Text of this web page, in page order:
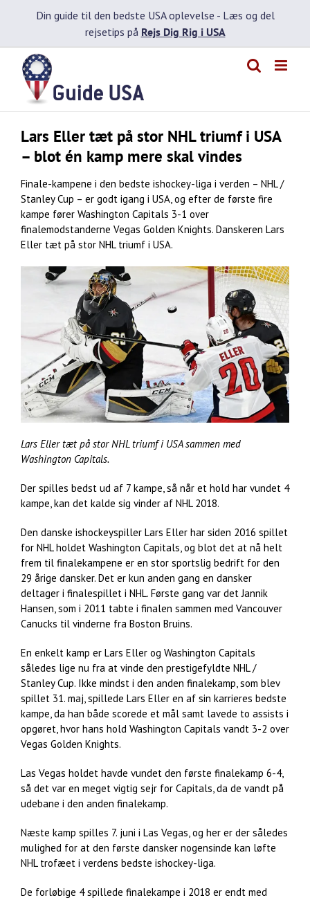
Din guide til den bedste USA oplevelse - Læs og del
rejsetips på Rejs Dig Rig i USA
Lars Eller tæt på stor NHL triumf i USA
– blot én kamp mere skal vindes
Finale-kampene i den bedste ishockey-liga i verden – NHL /
Stanley Cup – er godt igang i USA, og efter de første fire
kampe fører Washington Capitals 3-1 over
finalemodstanderne Vegas Golden Knights. Danskeren Lars
Eller tæt på stor NHL triumf i USA.
Lars Eller tæt på stor NHL triumf i USA sammen med
Washington Capitals.
Der spilles bedst ud af 7 kampe, så når et hold har vundet 4
kampe, kan det kalde sig vinder af NHL 2018.
Den danske ishockeyspiller Lars Eller har siden 2016 spillet
for NHL holdet Washington Capitals, og blot det at nå helt
frem til finalekampene er en stor sportslig bedrift for den
29 årige dansker. Det er kun anden gang en dansker
deltager i finalespillet i NHL. Første gang var det Jannik
Hansen, som i 2011 tabte i finalen sammen med Vancouver
Canucks til vinderne fra Boston Bruins.
En enkelt kamp er Lars Eller og Washington Capitals
således lige nu fra at vinde den prestigefyldte NHL /
Stanley Cup. Ikke mindst i den anden finalekamp, som blev
spillet 31. maj, spillede Lars Eller en af sin karrieres bedste
kampe, da han både scorede et mål samt lavede to assists i
opgøret, hvor hans hold Washington Capitals vandt 3-2 over
Vegas Golden Knights.
Las Vegas holdet havde vundet den første finalekamp 6-4,
så det var en meget vigtig sejr for Capitals, da de vandt på
udebane i den anden finalekamp.
Næste kamp spilles 7. juni i Las Vegas, og her er der således
mulighed for at den første dansker nogensinde kan løfte
NHL trofæet i verdens bedste ishockey-liga.
De forløbige 4 spillede finalekampe i 2018 er endt med